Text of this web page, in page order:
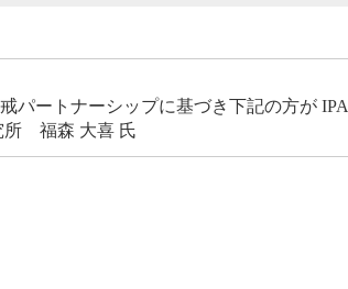
パートナーシップに基づき下記の方が
所 福森 大喜 氏